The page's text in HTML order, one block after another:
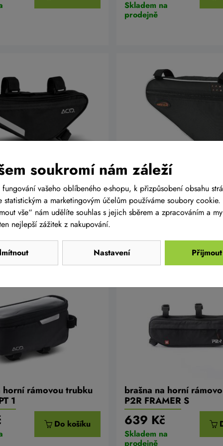
Skladem na
prodejně
ACID CMPT 1
Do košíku
Brašna do rámu IBERA
IB-FB1 velikost L
499 Kč
Skladem na
horní rámovou trubku
1
Do košíku
brašna na horní
P2R FRAMER S
639 Kč
Skladem na
prodejně
soukromí nám záleží
fungování vašeho oblíbeného e-shopu, k přizpůsobení obsahu
statistickým a marketingovým účelům používáme soubory
vše“ nám udělíte souhlas s jejich sběrem a zpracováním a
nejlepší zážitek z nakupování.
Nastavení